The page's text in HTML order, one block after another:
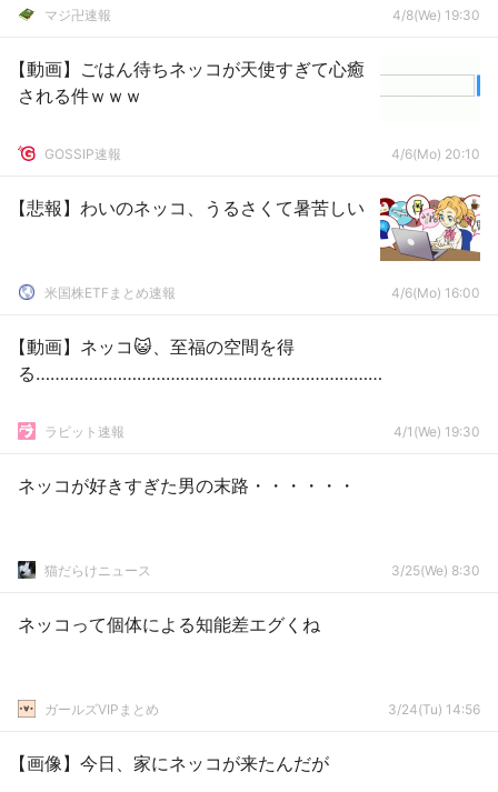
マジ卍速報 4/8(We) 19:30
【動画】ごはん待ちネッコが天使すぎて心癒
される件ｗｗｗ
GOSSIP速報 4/6(Mo) 20:10
【悲報】わいのネッコ、うるさくて暑苦しい
米国株ETFまとめ速報 4/6(Mo) 16:00
【動画】ネッコ😺、至福の空間を得
る………………………………………………………………
ラビット速報 4/1(We) 19:30
ネッコが好きすぎた男の末路・・・・・・
猫だらけニュース 3/25(We) 8:30
ネッコって個体による知能差エグくね
ガールズVIPまとめ 3/24(Tu) 14:56
【画像】今日、家にネッコが来たんだが